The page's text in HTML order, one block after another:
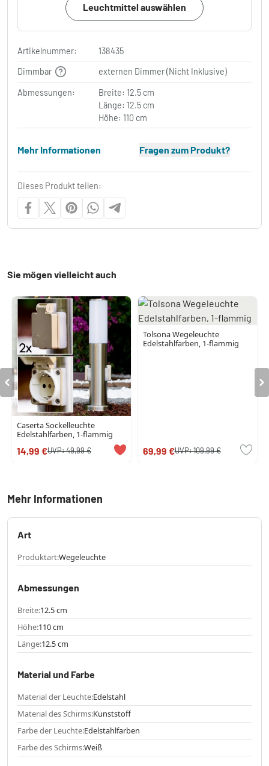
Leuchtmittel auswählen
Artikelnummer:
138435
Dimmbar
externen Dimmer (Nicht Inklusive)
Abmessungen:
Breite: 12.5 cm
Länge: 12.5 cm
Höhe: 110 cm
Mehr Informationen Fragen zum Produkt?
Dieses Produkt teilen:
Sie mögen vielleicht auch
Caserta Sockelleuchte
Edelstahlfarben, 1-flammig
14,99 €UVP:49,99 €
Tolsona Wegeleuchte
Edelstahlfarben, 1-flammig
69,99 €UVP:109,99 €
Mehr Informationen
Art
Produktart:Wegeleuchte
Abmessungen
Breite:12.5 cm
Höhe:110 cm
Länge:12.5 cm
Material und Farbe
Material der Leuchte:Edelstahl
Material des Schirms:Kunststoff
Farbe der Leuchte:Edelstahlfarben
Farbe des Schirms:Weiß